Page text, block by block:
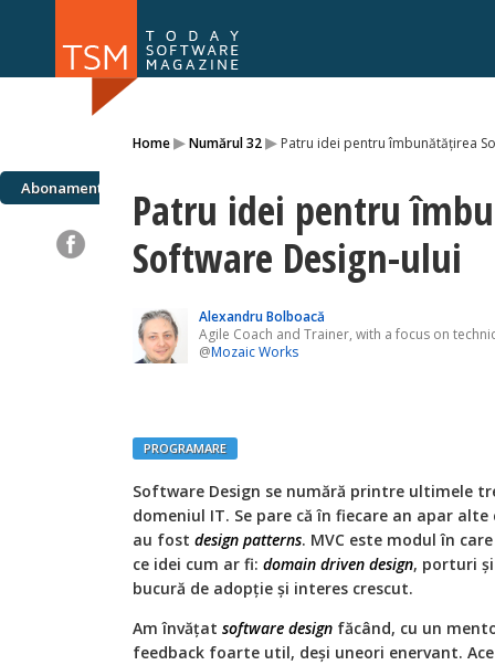
Home▸Numărul 32▸ Patru idei pentru îmbunătățirea
Abonamente
Patru idei pentru
Software Design-ului
Alexandru Bolboacă
Agile Coach and Trainer, with a focus on
@Mozaic Works
PROGRAMARE
Software Design se numără printre ultimele
domeniul IT. Se pare că în fiecare an apar
au fost design patterns. MVC este modul în
ce idei cum ar fi: domain driven design, porturi
bucură de adopție și interes crescut.
Am învățat software design făcând, cu un
feedback foarte util, deși uneori enervant.